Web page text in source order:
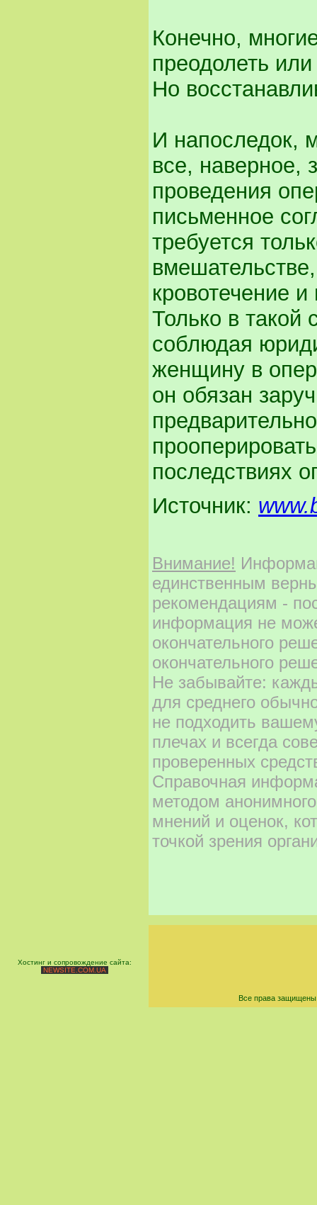
Конечно,
преодолеть
Но
И напоследок,
все, наверное,
проведения
письменное
требуется
кровотечение
Только в такой
соблюдая
женщину в
он обязан
последствиях
Источник:
Внимание!
единственным
рекомендациям -
информация не
окончательного
окончательного
Не забывайте:
для среднего
не подходить
плечах и всегда
проверенных
Справочная
методом
мнений и оценок,
точкой зрения
Хостинг и сопровождение сайта:
NEWSITE.COM.UA
Все права